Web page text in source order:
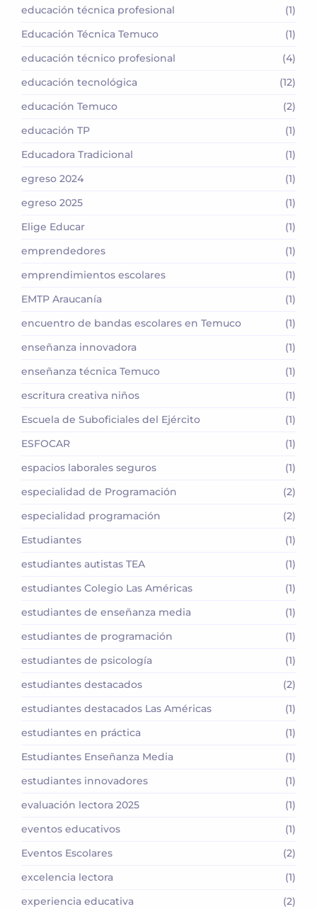
educación técnica profesional
(1)
Educación Técnica Temuco
(1)
educación técnico profesional
(4)
educación tecnológica
(12)
educación Temuco
(2)
educación TP
(1)
Educadora Tradicional
(1)
egreso 2024
(1)
egreso 2025
(1)
Elige Educar
(1)
emprendedores
(1)
emprendimientos escolares
(1)
EMTP Araucanía
(1)
encuentro de bandas escolares en Temuco
(1)
enseñanza innovadora
(1)
enseñanza técnica Temuco
(1)
escritura creativa niños
(1)
Escuela de Suboficiales del Ejército
(1)
ESFOCAR
(1)
espacios laborales seguros
(1)
especialidad de Programación
(2)
especialidad programación
(2)
Estudiantes
(1)
estudiantes autistas TEA
(1)
estudiantes Colegio Las Américas
(1)
estudiantes de enseñanza media
(1)
estudiantes de programación
(1)
estudiantes de psicología
(1)
estudiantes destacados
(2)
estudiantes destacados Las Américas
(1)
estudiantes en práctica
(1)
Estudiantes Enseñanza Media
(1)
estudiantes innovadores
(1)
evaluación lectora 2025
(1)
eventos educativos
(1)
Eventos Escolares
(2)
excelencia lectora
(1)
experiencia educativa
(2)